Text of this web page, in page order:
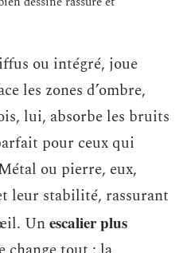
ou intégré, joue
les zones d’ombre,
lui, absorbe les bruits
pour ceux qui
ou pierre, eux,
leur stabilité, rassurant
Unescalier plus